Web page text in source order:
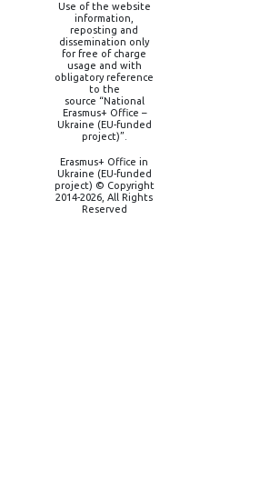
Use of the website
information,
reposting and
dissemination only
for free of charge
usage and with
obligatory reference
to the
source “National
Erasmus+ Office –
Ukraine (EU-funded
project)”.
Erasmus+ Office in
Ukraine (EU-funded
project) © Copyright
2014-2026, All Rights
Reserved